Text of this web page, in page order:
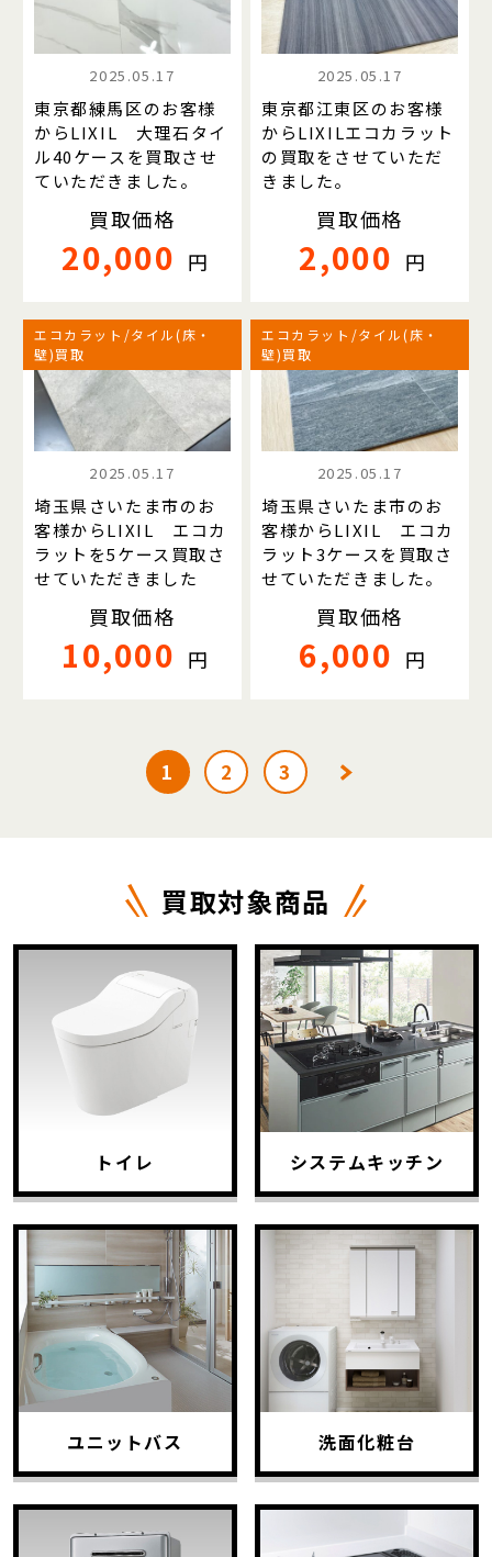
2025.05.17
東京都練馬区のお客様
からLIXIL 大理石タイ
ル40ケースを買取させ
ていただきました。
買取価格
20,000 円
2025.05.17
東京都江東区のお客様
からLIXILエコカラット
の買取をさせていただ
きました。
買取価格
2,000 円
エコカラット/タイル(床・
壁)買取
2025.05.17
埼玉県さいたま市のお
客様からLIXIL エコカ
ラットを5ケース買取さ
せていただきました
買取価格
10,000 円
エコカラット/タイル(床・
壁)買取
2025.05.17
埼玉県さいたま市のお
客様からLIXIL エコカ
ラット3ケースを買取さ
せていただきました。
買取価格
6,000 円
1 2 3
買取対象商品
トイレ システムキッチン
ユニットバス 洗面化粧台